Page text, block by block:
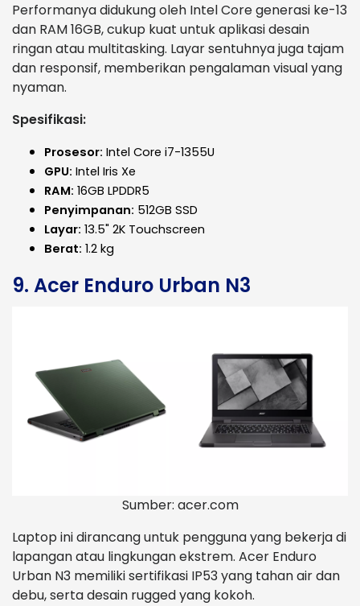
Performanya didukung oleh Intel Core generasi ke-13
dan RAM 16GB, cukup kuat untuk aplikasi desain
ringan atau multitasking. Layar sentuhnya juga tajam
dan responsif, memberikan pengalaman visual yang
nyaman.
Spesifikasi:
Prosesor: Intel Core i7-1355U
GPU: Intel Iris Xe
RAM: 16GB LPDDR5
Penyimpanan: 512GB SSD
Layar: 13.5" 2K Touchscreen
Berat: 1.2 kg
9. Acer Enduro Urban N3
Sumber: acer.com
Laptop ini dirancang untuk pengguna yang bekerja di
lapangan atau lingkungan ekstrem. Acer Enduro
Urban N3 memiliki sertifikasi IP53 yang tahan air dan
debu, serta desain rugged yang kokoh.